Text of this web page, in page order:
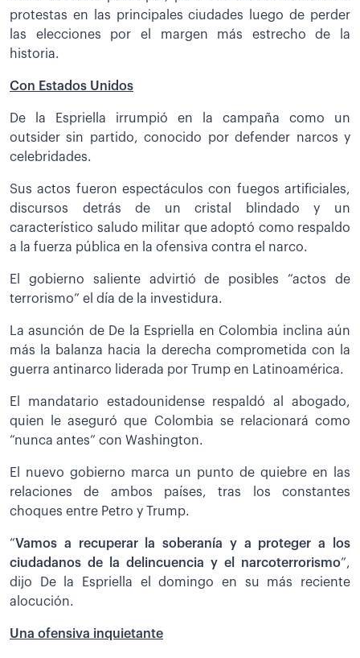
protestas en las principales ciudades luego de perder
las elecciones por el margen más estrecho de la
historia.
Con Estados Unidos
De la Espriella irrumpió en la campaña como un
outsider sin partido, conocido por defender narcos y
celebridades.
Sus actos fueron espectáculos con fuegos artificiales,
discursos detrás de un cristal blindado y un
característico saludo militar que adoptó como respaldo
a la fuerza pública en la ofensiva contra el narco.
El gobierno saliente advirtió de posibles “actos de
terrorismo” el día de la investidura.
La asunción de De la Espriella en Colombia inclina aún
más la balanza hacia la derecha comprometida con la
guerra antinarco liderada por Trump en Latinoamérica.
El mandatario estadounidense respaldó al abogado,
quien le aseguró que Colombia se relacionará como
“nunca antes” con Washington.
El nuevo gobierno marca un punto de quiebre en las
relaciones de ambos países, tras los constantes
choques entre Petro y Trump.
“Vamos a recuperar la soberanía y a proteger a los
ciudadanos de la delincuencia y el narcoterrorismo”,
dijo De la Espriella el domingo en su más reciente
alocución.
Una ofensiva inquietante